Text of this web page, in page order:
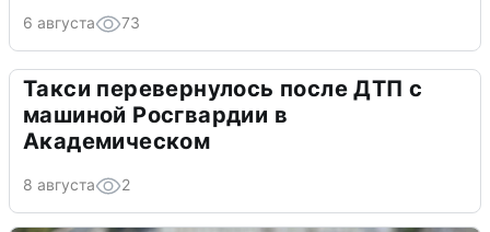
6 августа 73
Такси перевернулось после ДТП с
машиной Росгвардии в
Академическом
8 августа 2